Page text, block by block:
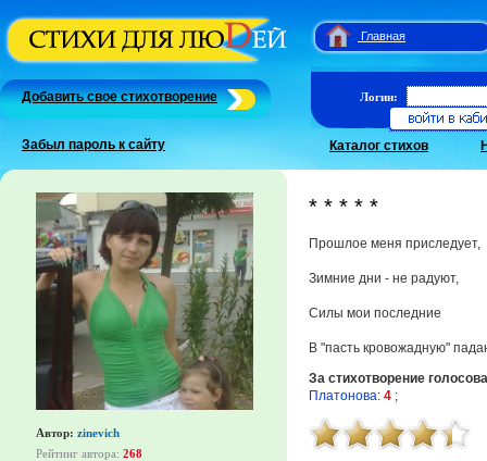
Главная
Добавить свое стихотворение
Забыл пароль к сайту
Логин:
Каталог стихов
Автор: zinevich
Рейтинг автора: 268
* * * * *
Прошлое меня приследует,
Зимние дни - не радуют,
Силы мои последние
В "пасть кровожадную"
За стихотворение
Платонова: 4 ;